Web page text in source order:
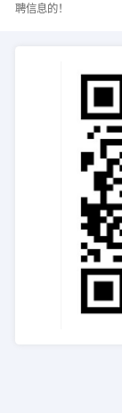
聘信息的！